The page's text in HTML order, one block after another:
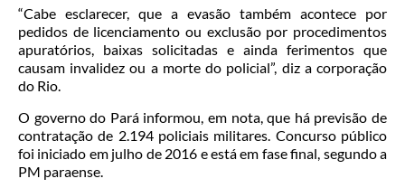
“Cabe esclarecer, que a evasão também acontece por
pedidos de licenciamento ou exclusão por procedimentos
apuratórios, baixas solicitadas e ainda ferimentos que
causam invalidez ou a morte do policial”, diz a corporação
do Rio.
O governo do Pará informou, em nota, que há previsão de
contratação de 2.194 policiais militares. Concurso público
foi iniciado em julho de 2016 e está em fase final, segundo a
PM paraense.